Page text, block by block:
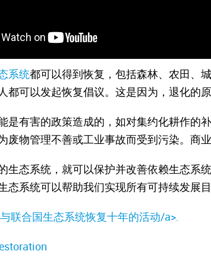
系统都可以得到恢复，包括森林、农田、
都可以发起恢复倡议。这是因为，退化的
是有害的政策造成的，如对集约化耕作的
废物管理不善或工业事故而受到污染。商
生态系统，就可以保护并改善依赖生态系
态系统可以帮助我们实现所有可持续发展
联合国生态系统恢复十年的活动/a>.